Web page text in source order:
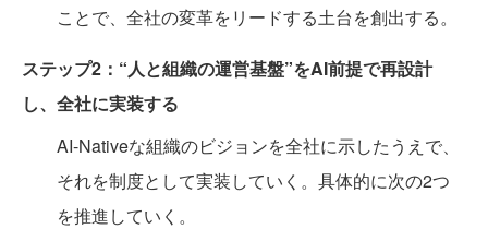
ことで、全社の変革をリードする土台を創出する。
ステップ2：“人と組織の運営基盤”をAI前提で再設計
し、全社に実装する
AI-Nativeな組織のビジョンを全社に示したうえで、
それを制度として実装していく。具体的に次の2つ
を推進していく。